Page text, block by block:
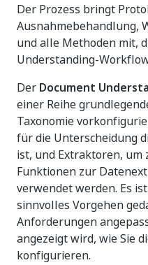
Der Prozess bringt
Ausnahmebehandlung,
und alle Methoden mit,
Understanding-
Der Document
einer Reihe
Taxonomie
für die Unterscheidung
ist, und Extraktoren, um
Funktionen zur
verwendet werden. Es
sinnvolles Vorgehen
Anforderungen
angezeigt wird, wie Sie
konfigurieren.